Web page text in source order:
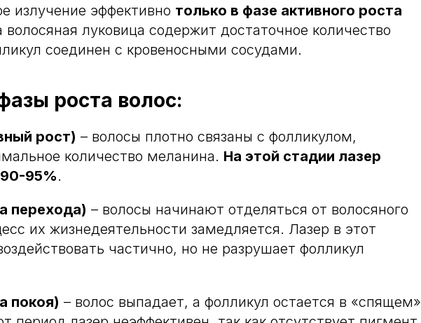
излучение эффективно только в фазе активного роста
волосяная луковица содержит достаточное количество
соединен с кровеносными сосудами.
роста волос:
рост) – волосы плотно связаны с фолликулом,
количество меланина. На этой стадии лазер
95%.
перехода) – волосы начинают отделяться от волосяного
их жизнедеятельности замедляется. Лазер в этот
частично, но не разрушает фолликул
покоя) – волос выпадает, а фолликул остается в «спящем»